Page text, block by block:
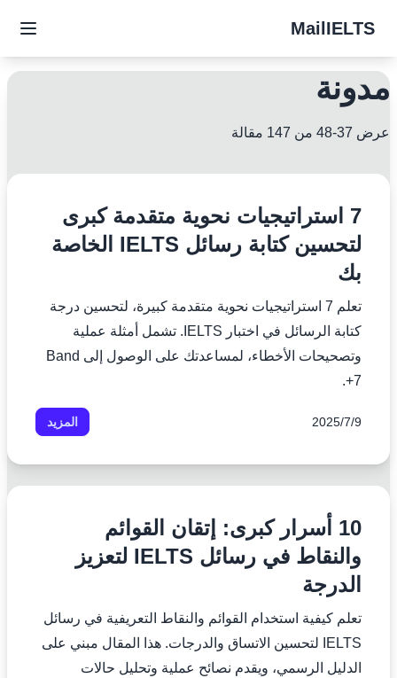
MailIELTS
مدونة
عرض 37-48 من 147 مقالة
7 استراتيجيات نحوية متقدمة كبرى
لتحسين كتابة رسائل IELTS الخاصة
بك
تعلم 7 استراتيجيات نحوية متقدمة كبيرة، لتحسين درجة
كتابة الرسائل في اختبار IELTS. تشمل أمثلة عملية
وتصحيحات الأخطاء، لمساعدتك على الوصول إلى Band
7+.
9‏/7‏/2025 المزيد
10 أسرار كبرى: إتقان القوائم
والنقاط في رسائل IELTS لتعزيز
الدرجة
تعلم كيفية استخدام القوائم والنقاط التعريفية في رسائل
IELTS لتحسين الاتساق والدرجات. هذا المقال مبني على
الدليل الرسمي، ويقدم نصائح عملية وتحليل حالات